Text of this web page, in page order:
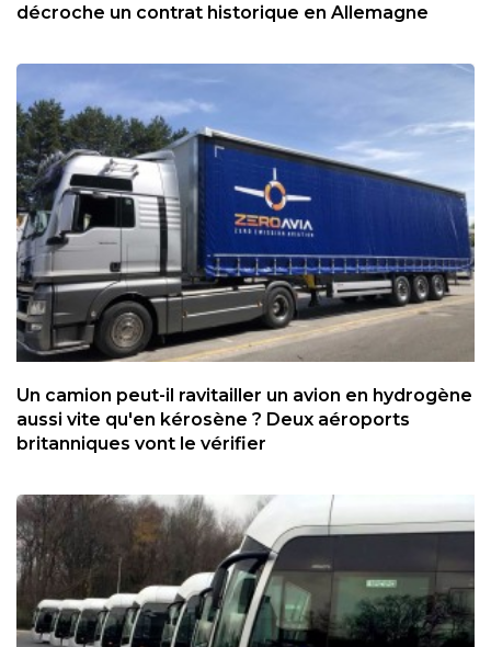
décroche un contrat historique en Allemagne
Un camion peut-il ravitailler un avion en hydrogène
aussi vite qu'en kérosène ? Deux aéroports
britanniques vont le vérifier